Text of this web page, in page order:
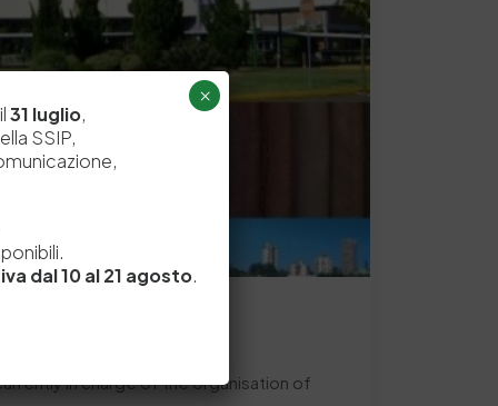
2015
in charge of the organisation of
31 luglio,
SSIP,
dal 10 al 21 agosto.
×